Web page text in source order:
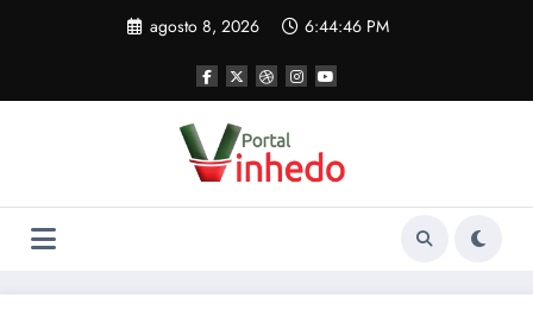
agosto 8, 2026 6:44:47 PM